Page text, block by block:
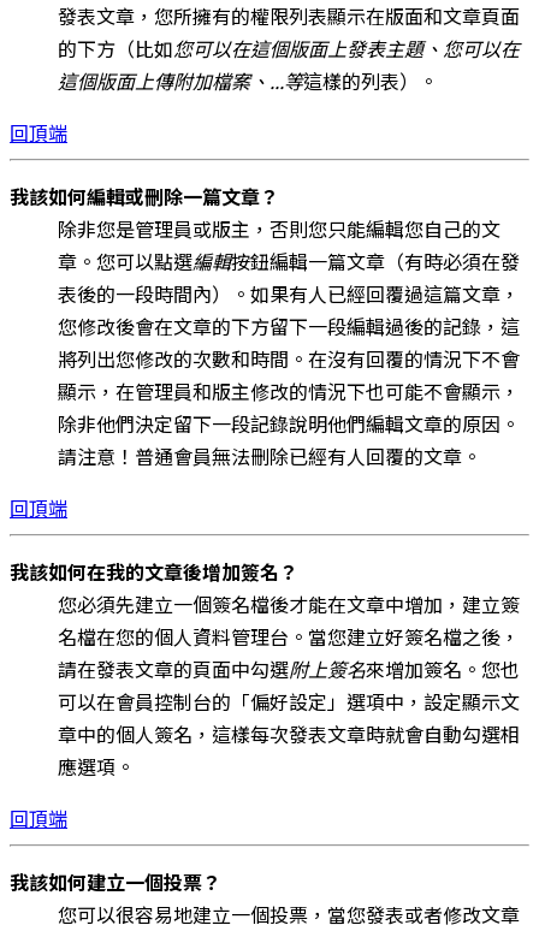
發表文章，您所擁有的權限列表顯示在版面和文章頁面
的下方（比如您可以在這個版面上發表主題、您可以在
這個版面上傳附加檔案、...等這樣的列表）。
回頂端
我該如何編輯或刪除一篇文章？
除非您是管理員或版主，否則您只能編輯您自己的文
章。您可以點選編輯按鈕編輯一篇文章（有時必須在發
表後的一段時間內）。如果有人已經回覆過這篇文章，
您修改後會在文章的下方留下一段編輯過後的記錄，這
將列出您修改的次數和時間。在沒有回覆的情況下不會
顯示，在管理員和版主修改的情況下也可能不會顯示，
除非他們決定留下一段記錄說明他們編輯文章的原因。
請注意！普通會員無法刪除已經有人回覆的文章。
回頂端
我該如何在我的文章後增加簽名？
您必須先建立一個簽名檔後才能在文章中增加，建立簽
名檔在您的個人資料管理台。當您建立好簽名檔之後，
請在發表文章的頁面中勾選附上簽名來增加簽名。您也
可以在會員控制台的「偏好設定」選項中，設定顯示文
章中的個人簽名，這樣每次發表文章時就會自動勾選相
應選項。
回頂端
我該如何建立一個投票？
您可以很容易地建立一個投票，當您發表或者修改文章